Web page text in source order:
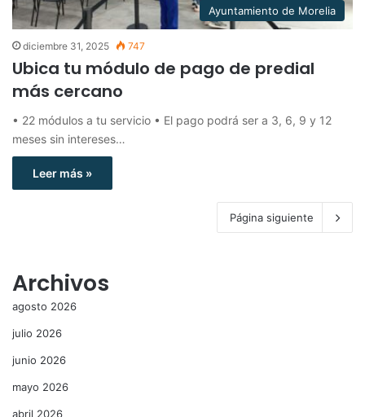
Ayuntamiento de Morelia
diciembre 31, 2025 747
Ubica tu módulo de pago de predial
más cercano
• 22 módulos a tu servicio • El pago podrá ser a 3, 6, 9 y 12
meses sin intereses…
Leer más »
Página siguiente
Archivos
agosto 2026
julio 2026
junio 2026
mayo 2026
abril 2026